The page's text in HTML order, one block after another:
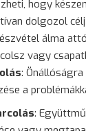
hogy
dolgozol
álma
vagy
:
a
: